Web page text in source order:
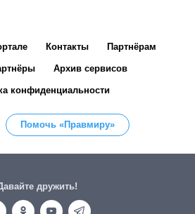
Контакты Партнёрам
Архив сервисов
конфиденциальности
Помочь «Правмиру»
дружить!